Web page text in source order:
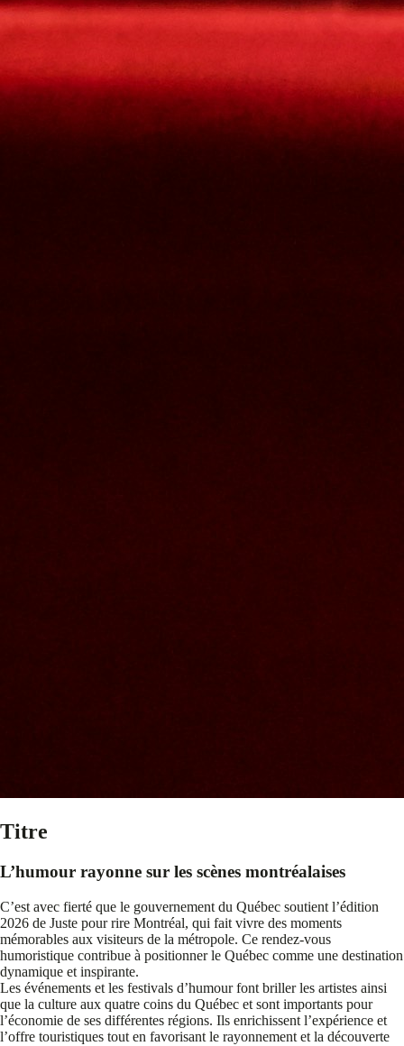
Titre
L’humour rayonne sur les scènes montréalaises
C’est avec fierté que le gouvernement du Québec soutient l’édition
2026 de Juste pour rire Montréal, qui fait vivre des moments
mémorables aux visiteurs de la métropole. Ce rendez-vous
humoristique contribue à positionner le Québec comme une destination
dynamique et inspirante.
Les événements et les festivals d’humour font briller les artistes ainsi
que la culture aux quatre coins du Québec et sont importants pour
l’économie de ses différentes régions. Ils enrichissent l’expérience et
l’offre touristiques tout en favorisant le rayonnement et la découverte